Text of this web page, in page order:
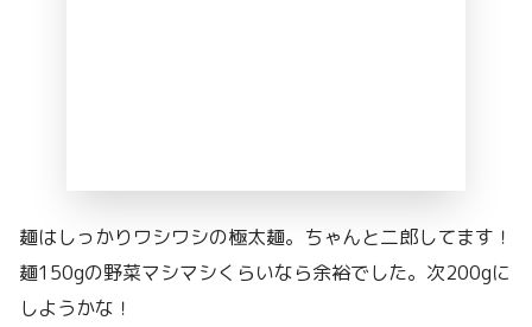
麺はしっかりワシワシの極太麺。ちゃんと二郎してます！
麺150gの野菜マシマシくらいなら余裕でした。次200gに
しようかな！